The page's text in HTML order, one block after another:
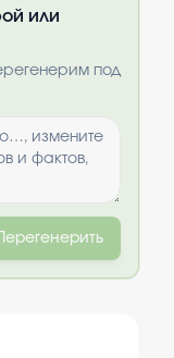
или
под
Перегенерить